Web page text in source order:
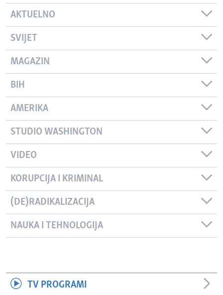
AKTUELNO
SVIJET
MAGAZIN
BIH
AMERIKA
STUDIO WASHINGTON
VIDEO
KORUPCIJA I KRIMINAL
(DE)RADIKALIZACIJA
NAUKA I TEHNOLOGIJA
TV PROGRAMI